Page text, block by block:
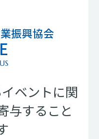
振興協会
ベントに関
与すること